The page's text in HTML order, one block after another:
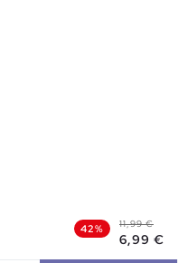
42% 11,99 €
6,99 €